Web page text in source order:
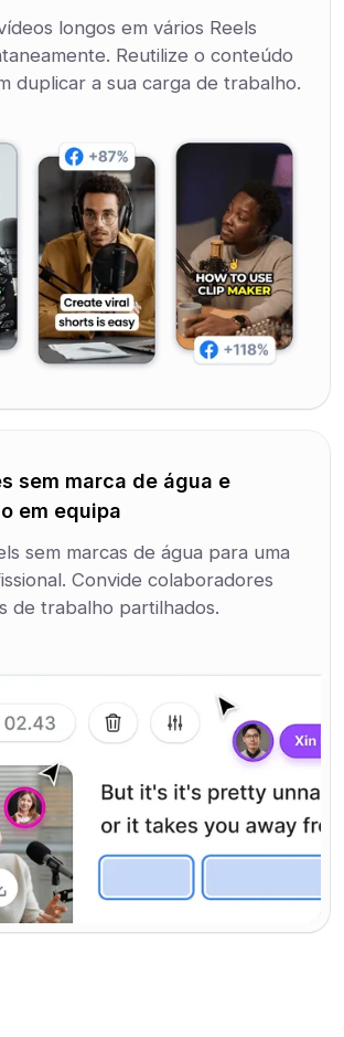
longos em vários Reels
Reutilize o conteúdo
duplicar a sua carga de trabalho.
sem marca de água e
em equipa
sem marcas de água para uma
Convide colaboradores
de trabalho partilhados.